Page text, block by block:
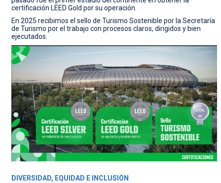
certificación LEED Gold por su operación.
En 2025 recibimos el sello de Turismo Sostenible por la Secretaría
de Turismo por el trabajo con procesos claros, dirigidos y bien
ejecutados.
DIVERSIDAD, EQUIDAD E INCLUSIÓN